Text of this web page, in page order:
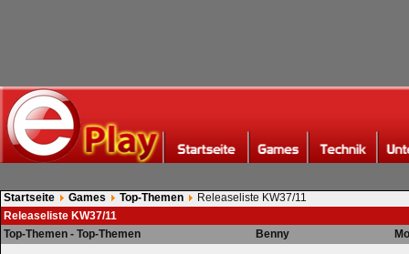
Startseite Games Top-Themen
Releaseliste KW37/11
Releaseliste KW37/11
Top-Themen - Top-Themen
Benny